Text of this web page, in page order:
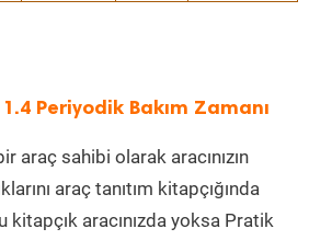
Periyodik Bakım Zamanı
araç sahibi olarak aracınızın
araç tanıtım kitapçığında
aracınızda yoksa Pratik